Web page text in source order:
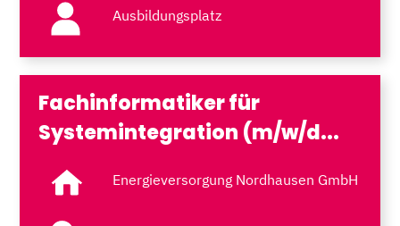
Ausbildungsplatz
Fachinformatiker für
Systemintegration (m/w/d...
Energieversorgung Nordhausen GmbH